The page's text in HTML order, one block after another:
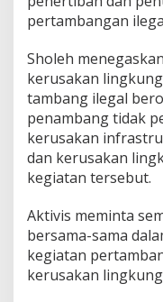
P
H
e
r
t
n
d
a
k
pertambangan
Sholeh
kerusakan
tambang ilegal
penambang tidak
kerusakan
dan kerusakan
kegiatan tersebut.
Aktivis meminta
bersama-sama
kegiatan
kerusakan